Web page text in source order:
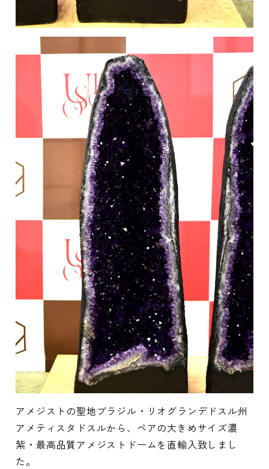
アメジストの聖地ブラジル・リオグランデドスル州
アメティスタドスルから、ペアの大きめサイズ濃
紫・最高品質アメジストドームを直輸入致しまし
た。